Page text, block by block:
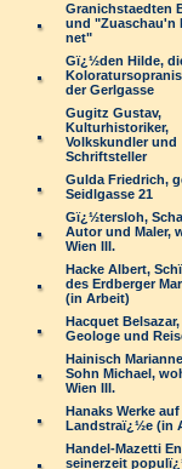
Granichstaedten
und "Zuaschau'n
net"
Gï¿½den Hilde,
der Gerlgasse
Gugitz Gustav,
Kulturhistoriker,
Volkskundler und
Schriftsteller
Gulda Friedrich,
Seidlgasse 21
Gï¿½tersloh,
Autor und Maler,
Wien III.
Hacke Albert,
des Erdberger
(in Arbeit)
Hacquet Belsazar,
Geologe und
Hainisch
Sohn Michael,
Wien III.
Hanaks Werke
Landstraï¿½e (in
Handel-Mazetti
seinerzeit